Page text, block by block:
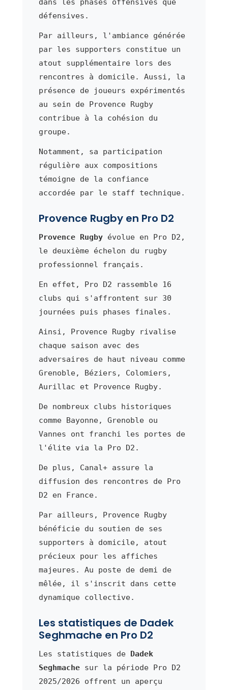
dans les phases offensives que
défensives.
Par ailleurs, l'ambiance générée
par les supporters constitue un
atout supplémentaire lors des
rencontres à domicile. Aussi, la
présence de joueurs expérimentés
au sein de Provence Rugby
contribue à la cohésion du
groupe.
Notamment, sa participation
régulière aux compositions
témoigne de la confiance
accordée par le staff technique.
Provence Rugby en Pro D2
Provence Rugbyévolue en Pro D2,
le deuxième échelon du rugby
professionnel français.
En effet, Pro D2 rassemble 16
clubs qui s'affrontent sur 30
journées puis phases finales.
Ainsi, Provence Rugby rivalise
chaque saison avec des
adversaires de haut niveau comme
Grenoble, Béziers, Colomiers,
Aurillac et Provence Rugby.
De nombreux clubs historiques
comme Bayonne, Grenoble ou
Vannes ont franchi les portes de
l'élite via la Pro D2.
De plus, Canal+ assure la
diffusion des rencontres de Pro
D2 en France.
Par ailleurs, Provence Rugby
bénéficie du soutien de ses
supporters à domicile, atout
précieux pour les affiches
majeures. Au poste de demi de
mêlée, il s'inscrit dans cette
dynamique collective.
Les statistiques de Dadek
Seghmache en Pro D2
Les statistiques de
Dadek
Seghmachesur la période Pro D2
2025/2026 offrent un aperçu